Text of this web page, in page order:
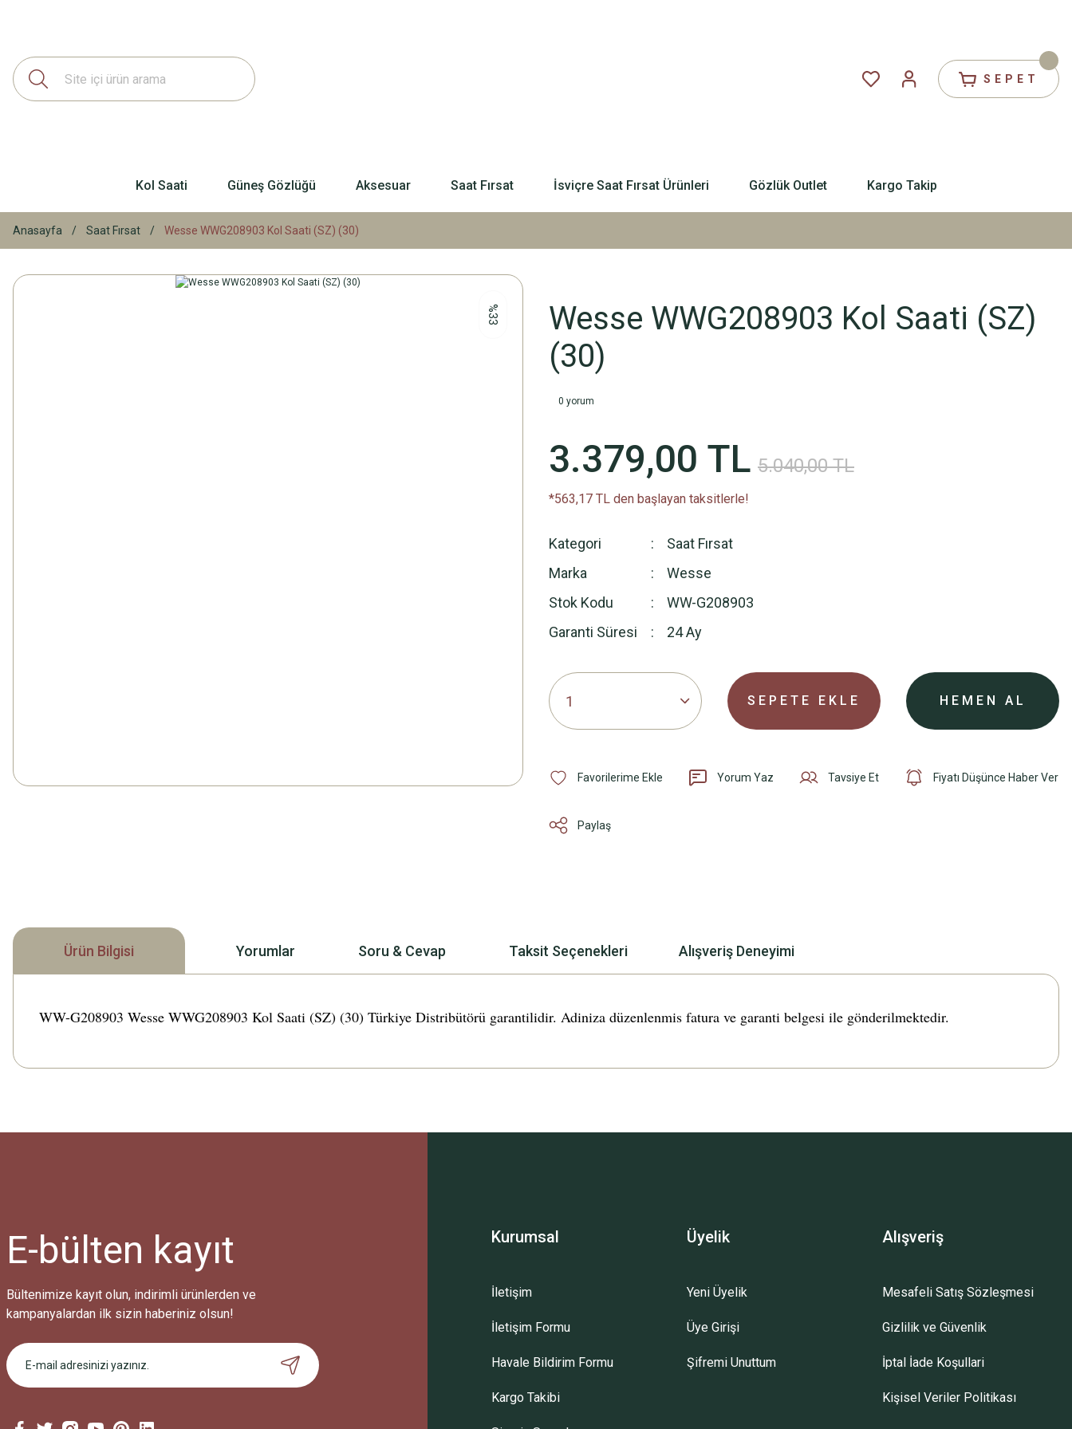
SEPET
Kol Saati Güneş Gözlüğü Aksesuar Saat Fırsat İsviçre Saat Fırsat Ürünleri Gözlük Outlet Kargo Takip
Anasayfa Saat Fırsat Wesse WWG208903 Kol Saati (SZ) (30)
%33
Wesse WWG208903 Kol Saati (SZ)
(30)
0 yorum
3.379,00 TL 5.040,00 TL
*563,17 TL den başlayan taksitlerle!
Kategori
Saat Fırsat
Marka
Wesse
Stok Kodu
WW-G208903
Garanti Süresi
24 Ay
SEPETE EKLE HEMEN AL
Yorum Yaz Tavsiye Et Fiyatı Düşünce Haber Ver
Paylaş
Ürün Bilgisi Yorumlar Soru & Cevap Taksit Seçenekleri Alışveriş Deneyimi
WW-G208903 Wesse WWG208903 Kol Saati (SZ) (30) Türkiye Distribütörü garantilidir. Adiniza düzenlenmis fatura ve garanti belgesi ile gönderilmektedir.
Bu ürüne ilk yorumu siz yapın!
Ürün hakkında henüz soru sorulmamış.
Sitemize ilk yorumu siz yapın!
E-bülten kayıt
Bültenimize kayıt olun, indirimli ürünlerden ve
kampanyalardan ilk sizin haberiniz olsun!
Kurumsal
İletişim
İletişim Formu
Havale Bildirim Formu
Kargo Takibi
Üyelik
Yeni Üyelik
Üye Girişi
Şifremi Unuttum
Alışveriş
Mesafeli Satış Sözleşmesi
Gizlilik ve Güvenlik
İptal İade Koşullari
Kişisel Veriler Politikası